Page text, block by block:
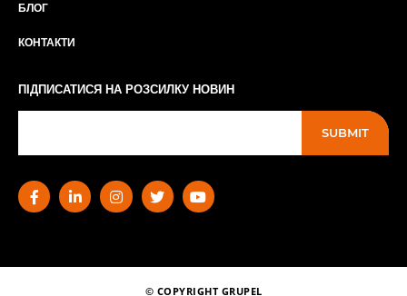
БЛОГ
КОНТАКТИ
ПІДПИСАТИСЯ НА РОЗСИЛКУ НОВИН
SUBMIT
© COPYRIGHT GRUPEL